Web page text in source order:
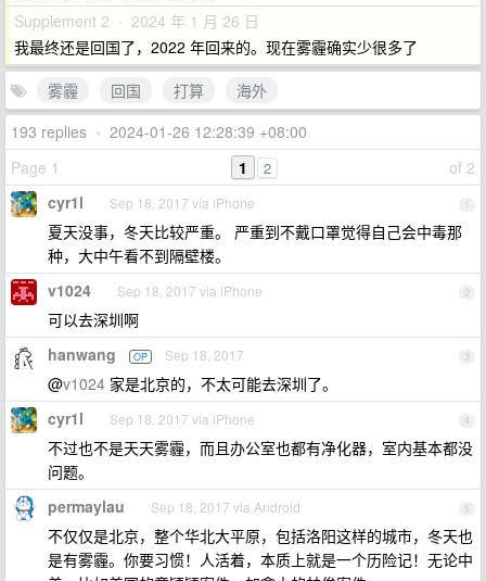
Supplement 2 · 2024 年 1 月 26 日
我最终还是回国了，2022 年回来的。现在雾霾确实少很多了
雾霾
回国 打算
海外
193 replies • 2024-01-26 12:28:39 +08:00
Page 1
of 2
1 2
1
cyr1l Sep 18, 2017 via iPhone
夏天没事，冬天比较严重。 严重到不戴口罩觉得自己会中毒那
种，大中午看不到隔壁楼。
2
v1024 Sep 18, 2017 via iPhone
可以去深圳啊
3
hanwang OP Sep 18, 2017
@v1024 家是北京的，不太可能去深圳了。
4
cyr1l Sep 18, 2017 via iPhone
不过也不是天天雾霾，而且办公室也都有净化器，室内基本都没
问题。
5
permaylau Sep 18, 2017 via Android
不仅仅是北京，整个华北大平原，包括洛阳这样的城市，冬天也
是有雾霾。你要习惯！人活着，本质上就是一个历险记！无论中